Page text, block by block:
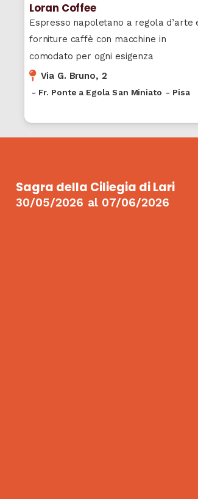
Loran Coffee
Espresso napoletano a regola d’arte
forniture caffè con macchine in
comodato per ogni esigenza
Via G. Bruno, 2
- Fr. Ponte a Egola San Miniato - Pisa
Sagra della Ciliegia di Lari
30/05/2026 al 07/06/2026